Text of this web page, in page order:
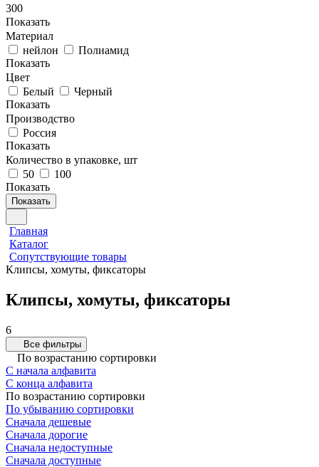
300
Показать
Материал
нейлон
Полиамид
Показать
Цвет
Белый
Черный
Показать
Производство
Россия
Показать
Количество в упаковке, шт
50
100
Показать
Показать
Главная
Каталог
Сопутствующие товары
Клипсы, хомуты, фиксаторы
Клипсы, хомуты, фиксаторы
6
Все фильтры
По возрастанию сортировки
С начала алфавита
С конца алфавита
По возрастанию сортировки
По убыванию сортировки
Сначала дешевые
Сначала дорогие
Сначала недоступные
Сначала доступные